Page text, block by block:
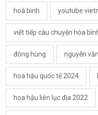
hoà bình youtube
viết tiếp câu chuyện hòa
đông hùng nguyễn
hoa hậu quốc tế 2024
hoa hậu liên lục địa 2022